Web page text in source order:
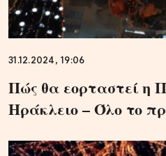
31.12.2024, 19:06
Πώς θα εορταστεί η
Ηράκλειο – Όλο το